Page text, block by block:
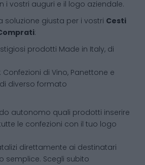
i vostri auguri e il logo aziendale.
soluzione giusta per i vostri Cesti
:
prodotti Made in Italy, di
di Vino, Panettone e
diverso formato
autonomo quali prodotti inserire
le confezioni con il tuo logo
direttamente ai destinatari
semplice. Scegli subito